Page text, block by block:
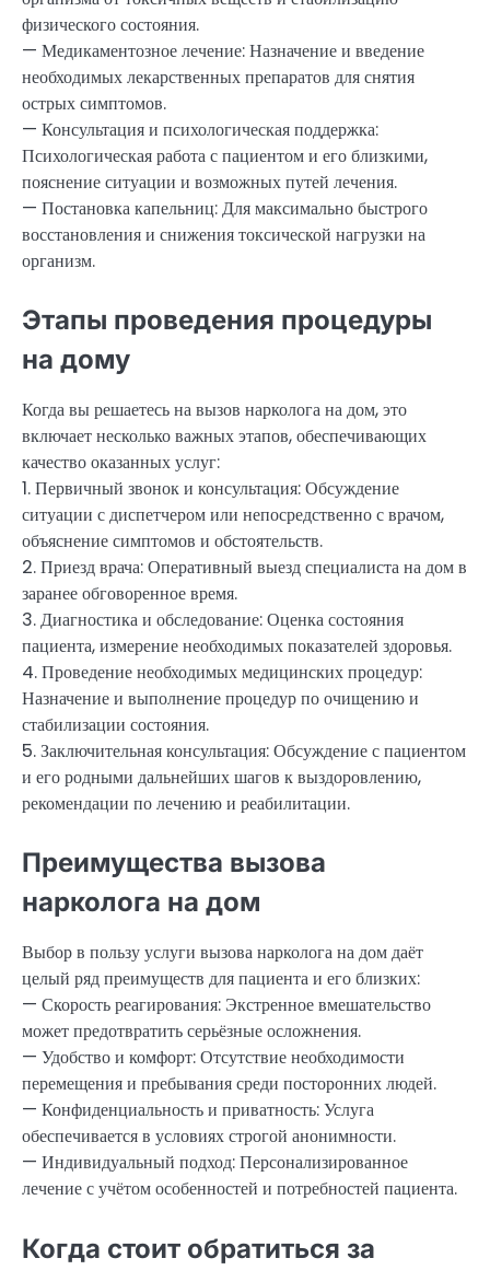
физического состояния.
— Медикаментозное лечение: Назначение и введение
необходимых лекарственных препаратов для снятия
острых симптомов.
— Консультация и психологическая поддержка:
Психологическая работа с пациентом и его близкими,
пояснение ситуации и возможных путей лечения.
— Постановка капельниц: Для максимально быстрого
восстановления и снижения токсической нагрузки на
организм.
Этапы проведения процедуры
на дому
Когда вы решаетесь на вызов нарколога на дом, это
включает несколько важных этапов, обеспечивающих
качество оказанных услуг:
1. Первичный звонок и консультация: Обсуждение
ситуации с диспетчером или непосредственно с врачом,
объяснение симптомов и обстоятельств.
2. Приезд врача: Оперативный выезд специалиста на дом в
заранее обговоренное время.
3. Диагностика и обследование: Оценка состояния
пациента, измерение необходимых показателей здоровья.
4. Проведение необходимых медицинских процедур:
Назначение и выполнение процедур по очищению и
стабилизации состояния.
5. Заключительная консультация: Обсуждение с пациентом
и его родными дальнейших шагов к выздоровлению,
рекомендации по лечению и реабилитации.
Преимущества вызова
нарколога на дом
Выбор в пользу услуги вызова нарколога на дом даёт
целый ряд преимуществ для пациента и его близких:
— Скорость реагирования: Экстренное вмешательство
может предотвратить серьёзные осложнения.
— Удобство и комфорт: Отсутствие необходимости
перемещения и пребывания среди посторонних людей.
— Конфиденциальность и приватность: Услуга
обеспечивается в условиях строгой анонимности.
— Индивидуальный подход: Персонализированное
лечение с учётом особенностей и потребностей пациента.
Когда стоит обратиться за